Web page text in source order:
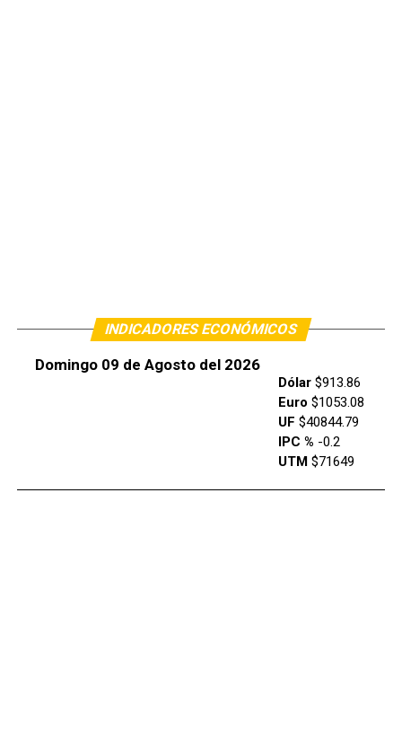
INDICADORES ECONÓMICOS
Domingo 09 de Agosto del 2026
Dólar$913.86
Euro $1053.08
UF $40844.79
IPC % -0.2
UTM $71649